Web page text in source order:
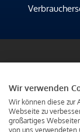
Wir verwenden
Wir können diese zur
Webseite zu
großartiges
von uns verwendeten